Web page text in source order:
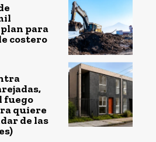
para
costero
fuego
quiere
de las